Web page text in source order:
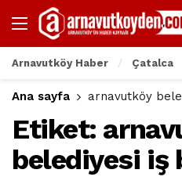
Arnavutköy Haber Çatalca
Ana sayfa arnavutköy
Etiket:
belediyesi iş